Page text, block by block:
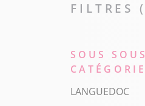
FILTRES (
SOUS SOUS
CATÉGORIE
LANGUEDOC